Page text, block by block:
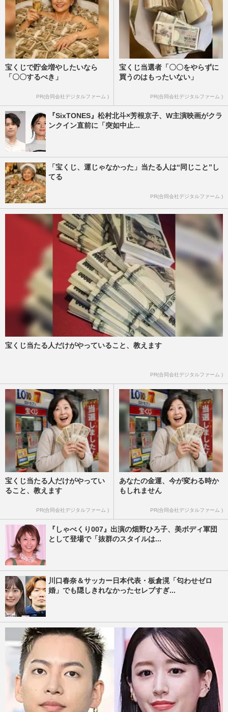
宝くじで貯金増やしたいなら
「〇〇するべき」
PR(合同会社デジタルファーム )
宝くじ当選者「〇〇をやらずに
買うのはもったいない」
PR(合同会社デジタルファーム )
『SixTONES』松村北斗×芳根京子、W主演映画がクラ
ンクイン直前に「突如中止...
「宝くじ、運じゃなかった」当たる人は“同じこと”し
てる
PR(合同会社デジタルファーム )
宝くじ当たる人だけがやっていること、教えます
PR(合同会社デジタルファーム )
宝くじ当たる人だけがやってい
ること、教えます
PR(合同会社デジタルファーム )
あなたの金運、今が変わる時か
もしれません
PR(合同会社デジタルファーム )
『しゃべくり007』出演の畑野ひろ子、美ボディ軍団
として登場で「抜群のスタイルは...
川口春奈＆サッカー日本代表・板倉滉「匂わせゼロ
婚」でも隠しきれなかったセレブすぎ...